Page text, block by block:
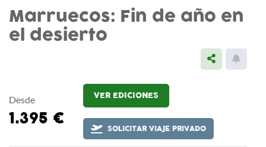
Marruecos: Fin de año en
el desierto
Desde
1.395 €
VER EDICIONES
SOLICITAR VIAJE PRIVADO